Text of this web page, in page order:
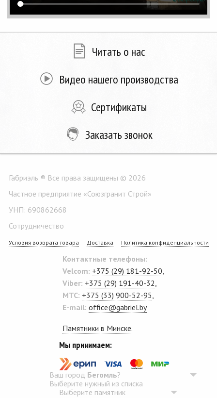
Читать о нас
Видео нашего производства
Сертификаты
Заказать звонок
Габриэль ® Все права защищены © 2026
Частное предприятие «Союзгранит Строй»
УНП: 690862668
Сотрудничество
Условия возврата товара Доставка Политика конфиденциальности
Контактные телефоны:
Velcom: +375 (29) 181-92-50,
Viber: +375 (29) 191-40-32,
MTC: +375 (33) 900-52-95,
E-mail: office@gabriel.by
Памятники в Минске.
Мы принимаем:
Ваш город Бегомль?
Выберите нужный из списка
Выберите памятник